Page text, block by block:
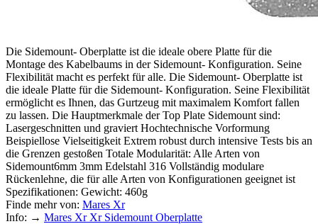
Die Sidemount- Oberplatte ist die ideale obere Platte für die
Montage des Kabelbaums in der Sidemount- Konfiguration. Seine
Flexibilität macht es perfekt für alle. Die Sidemount- Oberplatte ist
die ideale Platte für die Sidemount- Konfiguration. Seine Flexibilität
ermöglicht es Ihnen, das Gurtzeug mit maximalem Komfort fallen
zu lassen. Die Hauptmerkmale der Top Plate Sidemount sind:
Lasergeschnitten und graviert Hochtechnische Vorformung
Beispiellose Vielseitigkeit Extrem robust durch intensive Tests bis an
die Grenzen gestoßen Totale Modularität: Alle Arten von
Sidemount6mm 3mm Edelstahl 316 Vollständig modulare
Rückenlehne, die für alle Arten von Konfigurationen geeignet ist
Spezifikationen: Gewicht: 460g
Finde mehr von: Mares Xr
Info: → Mares Xr Xr Sidemount Oberplatte